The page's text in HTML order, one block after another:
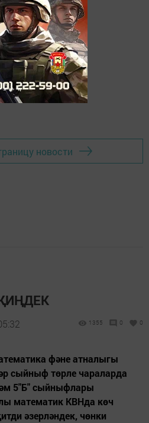
в
MАХ:
новости
1355 0 0
фәне атналыгы
сыйныф төрле чараларда
5"Б" сыйныфлары
математик КВНда көч
әзерләндек, чөнки